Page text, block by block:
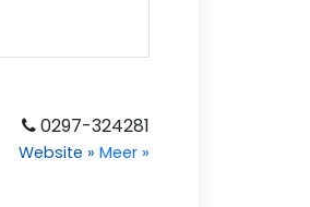
0297-324281
Website » Meer »